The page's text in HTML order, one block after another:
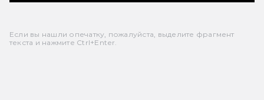
Если вы нашли опечатку, пожалуйста, выделите фрагмент
текста и нажмите Ctrl+Enter.